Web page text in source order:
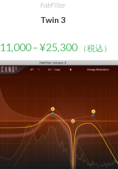
FabFilter
Twin 3
11,000–¥25,300 （税込）